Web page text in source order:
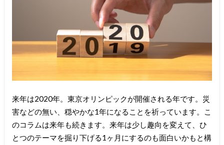
来年は2020年。東京オリンピックが開催される年です。災
害などの無い、穏やかな1年になることを祈っています。こ
のコラムは来年も続きます。来年は少し趣向を変えて、ひ
とつのテーマを掘り下げる1ヶ月にするのも面白いかもと構